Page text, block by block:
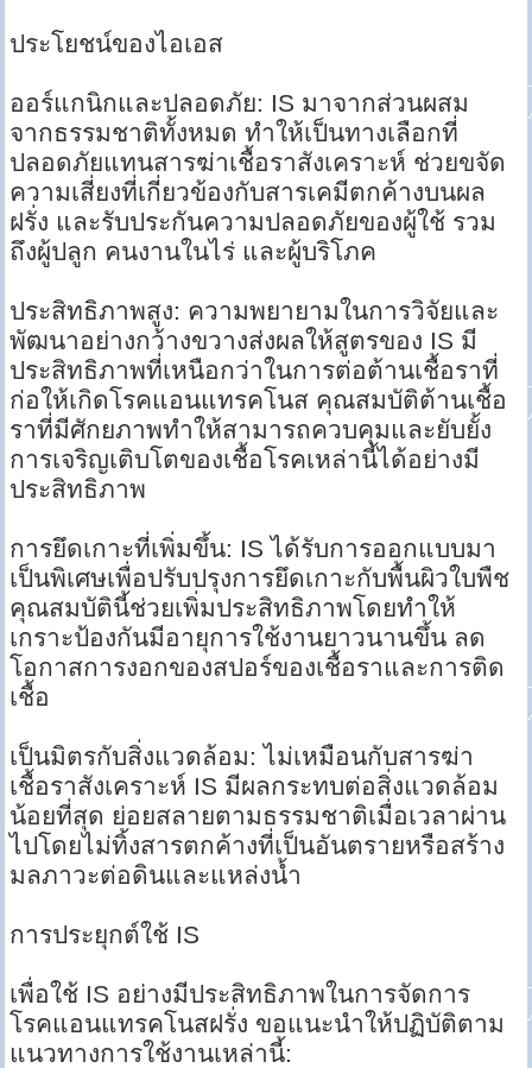
ประโยชน์ของไอเอส
ออร์แกนิกและปลอดภัย: IS มาจากส่วนผสม
จากธรรมชาติทั้งหมด ทำให้เป็นทางเลือกที่
ปลอดภัยแทนสารฆ่าเชื้อราสังเคราะห์ ช่วยขจัด
ความเสี่ยงที่เกี่ยวข้องกับสารเคมีตกค้างบนผล
ฝรั่ง และรับประกันความปลอดภัยของผู้ใช้ รวม
ถึงผู้ปลูก คนงานในไร่ และผู้บริโภค
ประสิทธิภาพสูง: ความพยายามในการวิจัยและ
พัฒนาอย่างกว้างขวางส่งผลให้สูตรของ IS มี
ประสิทธิภาพที่เหนือกว่าในการต่อต้านเชื้อราที่
ก่อให้เกิดโรคแอนแทรคโนส คุณสมบัติต้านเชื้อ
ราที่มีศักยภาพทำให้สามารถควบคุมและยับยั้ง
การเจริญเติบโตของเชื้อโรคเหล่านี้ได้อย่างมี
ประสิทธิภาพ
การยึดเกาะที่เพิ่มขึ้น: IS ได้รับการออกแบบมา
เป็นพิเศษเพื่อปรับปรุงการยึดเกาะกับพื้นผิวใบพืช
คุณสมบัตินี้ช่วยเพิ่มประสิทธิภาพโดยทำให้
เกราะป้องกันมีอายุการใช้งานยาวนานขึ้น ลด
โอกาสการงอกของสปอร์ของเชื้อราและการติด
เชื้อ
เป็นมิตรกับสิ่งแวดล้อม: ไม่เหมือนกับสารฆ่า
เชื้อราสังเคราะห์ IS มีผลกระทบต่อสิ่งแวดล้อม
น้อยที่สุด ย่อยสลายตามธรรมชาติเมื่อเวลาผ่าน
ไปโดยไม่ทิ้งสารตกค้างที่เป็นอันตรายหรือสร้าง
มลภาวะต่อดินและแหล่งน้ำ
การประยุกต์ใช้ IS
เพื่อใช้ IS อย่างมีประสิทธิภาพในการจัดการ
โรคแอนแทรคโนสฝรั่ง ขอแนะนำให้ปฏิบัติตาม
แนวทางการใช้งานเหล่านี้: